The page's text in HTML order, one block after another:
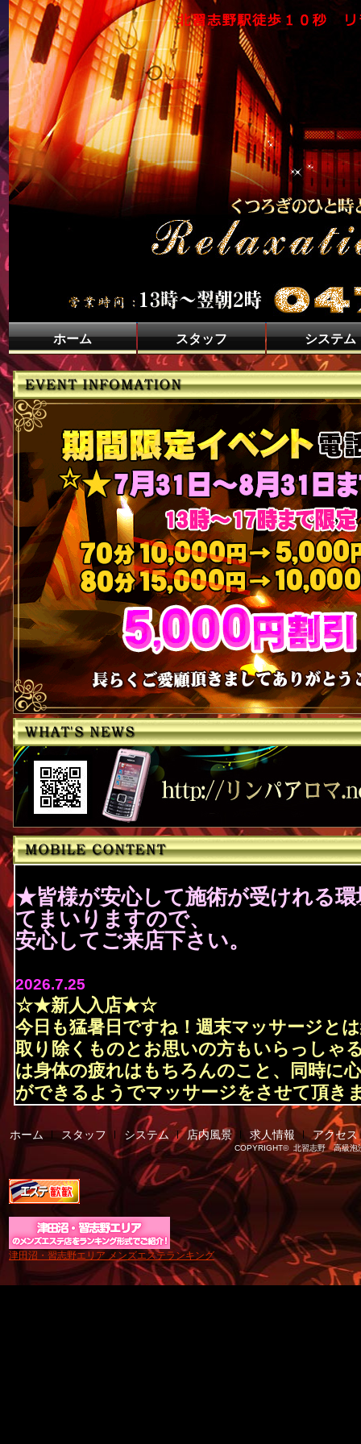
ホーム スタッフ システム
★皆様が安心して施術が受けれる
てまいりますので、
安心してご来店下さい。
2026.7.25
☆★新人入店★☆
今日も猛暑日ですね！週末マッサージと
取り除くものとお思いの方もいらっしゃ
は身体の疲れはもちろんのこと、同時に
ができるようでマッサージをさせて頂き
最善を尽くす所存でございます！
ホーム スタッフ システム 店内風景 求人情報 アクセス
COPYRIGHT© 北習志野 高級泡
津田沼・習志野エリア メンズエステランキング